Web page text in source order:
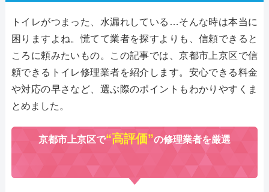
トイレがつまった、水漏れしている…そんな時は本当に
困りますよね。慌てて業者を探すよりも、信頼できると
ころに頼みたいもの。この記事では、京都市上京区で信
頼できるトイレ修理業者を紹介します。安心できる料金
や対応の早さなど、選ぶ際のポイントもわかりやすくま
とめました。
京都市上京区で“高評価”の修理業者を厳選